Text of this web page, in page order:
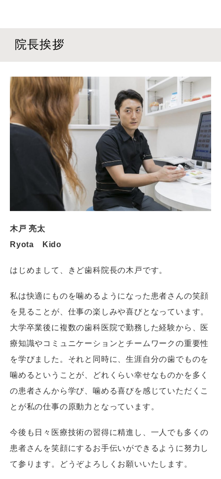
院長挨拶
木戸 亮太
Ryota Kido
はじめまして、きど歯科院長の木戸です。
私は快適にものを噛めるようになった患者さんの笑顔
を見ることが、仕事の楽しみや喜びとなっています。
大学卒業後に複数の歯科医院で勤務した経験から、医
療知識やコミュニケーションとチームワークの重要性
を学びました。それと同時に、生涯自分の歯でものを
噛めるということが、どれくらい幸せなものかを多く
の患者さんから学び、噛める喜びを感じていただくこ
とが私の仕事の原動力となっています。
今後も日々医療技術の習得に精進し、一人でも多くの
患者さんを笑顔にするお手伝いができるように努力し
て参ります。どうぞよろしくお願いいたします。